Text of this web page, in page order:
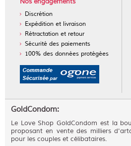
Discrétion
Expédition et livraison
Rétractation et retour
Sécurité des paiements
100% des données protégées
GoldCondom:
Le Love Shop GoldCondom est la
proposant en vente des milliers
pour les couples et célibataires.